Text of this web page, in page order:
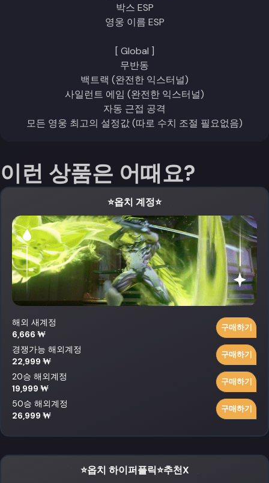
박스 ESP
영웅 이름 ESP
[ Global ]
무반동
백트랙 (완전한 익스터널)
사일런트 에임 (완전한 익스터널)
자동 근접 공격
모든 영웅 최고의 설정값 (따로 수치 조절 필요없음)
이런 상품은 어때요?
⭐️옵치 계정⭐️
해외 새계정
6,666 ₩
구매하기
경쟁가능 해외계정
22,999 ₩
구매하기
20승 해외계정
19,999 ₩
구매하기
50승 해외계정
26,999 ₩
구매하기
⭐옵치 하이퍼플릭⭐추천X